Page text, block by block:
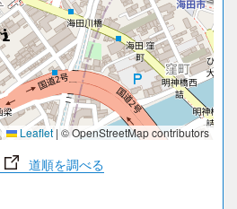
Leaflet | © OpenStreetMap contributors
道順を調べる